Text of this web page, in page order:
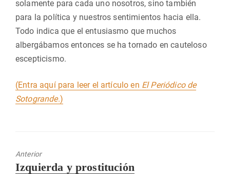
solamente para cada uno nosotros, sino también
para la política y nuestros sentimientos hacia ella.
Todo indica que el entusiasmo que muchos
albergábamos entonces se ha tornado en cauteloso
escepticismo.
(Entra aquí para leer el artículo en El Periódico de
Sotogrande.)
Anterior
Entrada
Izquierda y prostitución